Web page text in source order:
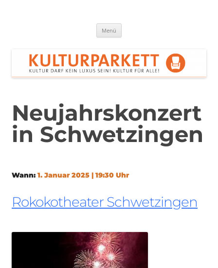
Menü
Neujahrskonzert
in Schwetzingen
Wann: 1. Januar 2025 | 19:30 Uhr
Rokokotheater Schwetzingen